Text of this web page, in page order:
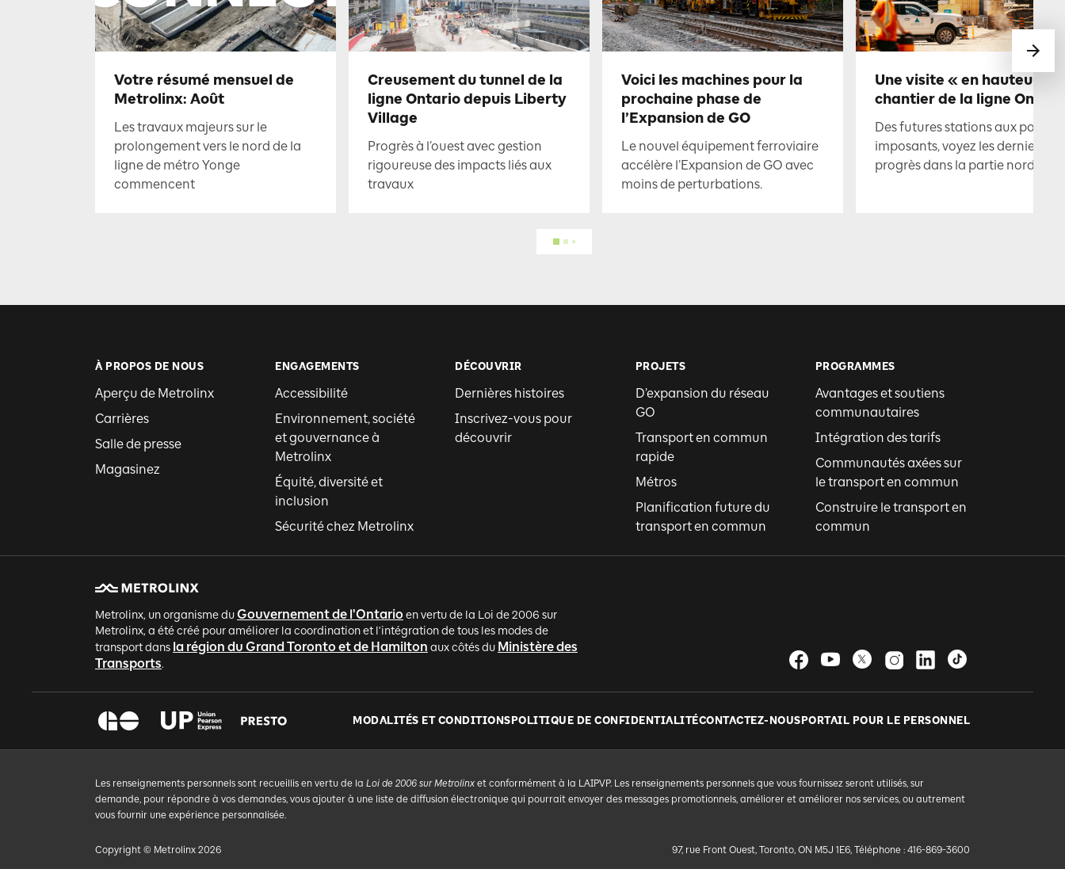
Votre résumé mensuel de
Metrolinx: Août
Les travaux majeurs sur le
prolongement vers le nord de la
ligne de métro Yonge
commencent
Creusement du tunnel de la
ligne Ontario depuis Liberty
Village
Progrès à l’ouest avec gestion
rigoureuse des impacts liés aux
travaux
Voici les machines pour la
prochaine phase de
l’Expansion de GO
Le nouvel équipement ferroviaire
accélère l’Expansion de GO avec
moins de perturbations.
Une visite « en hauteur »
chantier de la ligne
Des futures stations aux ponts
imposants, voyez les derniers
progrès dans la partie nord.
À PROPOS DE NOUS
Aperçu de Metrolinx
Carrières
Salle de presse
Magasinez
ENGAGEMENTS
Accessibilité
Environnement, société
et gouvernance à
Metrolinx
Équité, diversité et
inclusion
Sécurité chez Metrolinx
DÉCOUVRIR
Dernières histoires
Inscrivez-vous pour
découvrir
PROJETS
D’expansion du réseau
GO
Transport en commun
rapide
Métros
Planification future du
transport en commun
PROGRAMMES
Avantages et soutiens
communautaires
Intégration des tarifs
Communautés axées sur
le transport en commun
Construire le transport en
commun
Metrolinx, un organisme duGouvernement de l'Ontario en vertu de la Loi de 2006 sur
Metrolinx, a été créé pour améliorer la coordination et l'intégration de tous les modes de
transport dans la région du Grand Toronto et de Hamilton aux côtés du Ministère des
Transports.
MODALITÉS ET CONDITIONS POLITIQUE DE CONFIDENTIALITÉCONTACTEZ-NOUS PORTAIL POUR LE PERSONNEL
Les renseignements personnels sont recueillis en vertu de la Loi de 2006 sur Metrolinx et conformément à la LAIPVP. Les renseignements personnels que vous fournissez seront utilisés, sur
demande, pour répondre à vos demandes, vous ajouter à une liste de diffusion électronique qui pourrait envoyer des messages promotionnels, améliorer et améliorer nos services, ou autrement
vous fournir une expérience personnalisée.
97, rue Front Ouest, Toronto, ON M5J 1E6, Téléphone : 416-869-3600
Copyright © Metrolinx 2026